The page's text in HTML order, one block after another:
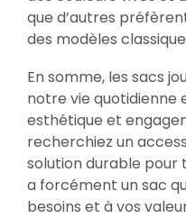
que d’autres
des modèles
En somme, les sacs
notre vie
esthétique et
recherchiez un
solution durable pour
a forcément un sac
besoins et à vos